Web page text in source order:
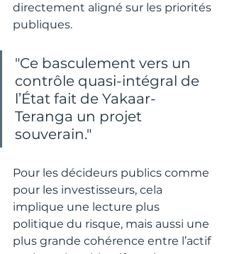
directement aligné sur les priorités
publiques.
"Ce basculement vers un
contrôle quasi-intégral de
l’État fait de Yakaar-
Teranga un projet
souverain."
Pour les décideurs publics comme
pour les investisseurs, cela
implique une lecture plus
politique du risque, mais aussi une
plus grande cohérence entre l’actif